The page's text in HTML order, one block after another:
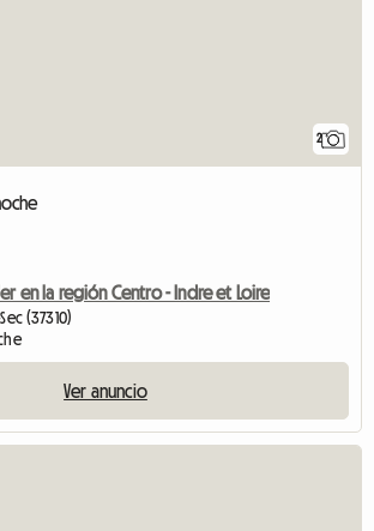
2
en la región Centro - Indre et Loire
(37310)
Ver anuncio